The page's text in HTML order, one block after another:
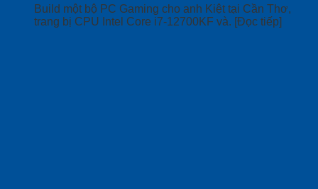
Build một bộ PC Gaming cho anh Kiệt tại Cần Thơ,
trang bị CPU Intel Core i7-12700KF và. [Đọc tiếp]